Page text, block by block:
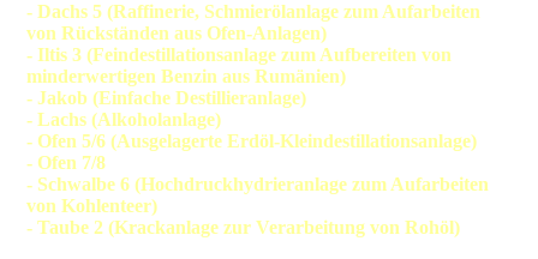
- Dachs 5 (Raffinerie, Schmierölanlage zum Aufarbeiten
von Rückständen aus Ofen-Anlagen)
- Iltis 3 (Feindestillationsanlage zum Aufbereiten von
minderwertigen Benzin aus Rumänien)
- Jakob (Einfache Destillieranlage)
- Lachs (Alkoholanlage)
- Ofen 5/6 (Ausgelagerte Erdöl-Kleindestillationsanlage)
- Ofen 7/8
- Schwalbe 6 (Hochdruckhydrieranlage zum Aufarbeiten
von Kohlenteer)
- Taube 2 (Krackanlage zur Verarbeitung von Rohöl)